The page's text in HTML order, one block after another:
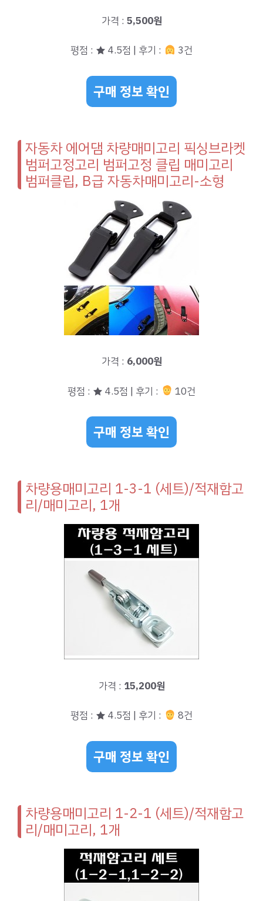
가격 : 5,500원
평점 : ★ 4.5점 | 후기 : 3건
구매 정보 확인
자동차 에어댐 차량매미고리 픽싱브라켓
범퍼고정고리 범퍼고정 클립 매미고리
범퍼클립, B급 자동차매미고리-소형
가격 : 6,000원
평점 : ★ 4.5점 | 후기 : 10건
구매 정보 확인
차량용매미고리 1-3-1 (세트)/적재함고
리/매미고리, 1개
가격 : 15,200원
평점 : ★ 4.5점 | 후기 : 8건
구매 정보 확인
차량용매미고리 1-2-1 (세트)/적재함고
리/매미고리, 1개